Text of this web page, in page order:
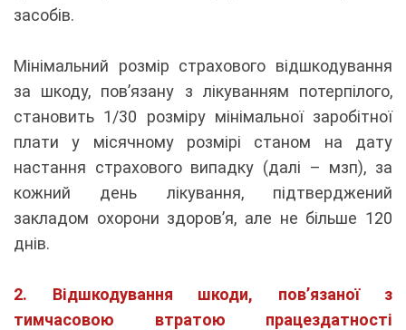
засобів.
Мінімальний розмір страхового відшкодування
за шкоду, пов’язану з лікуванням потерпілого,
становить 1/30 розміру мінімальної заробітної
плати у місячному розмірі станом на дату
настання страхового випадку (далі – мзп), за
кожний день лікування, підтверджений
закладом охорони здоров’я, але не більше 120
днів.
2. Відшкодування шкоди, пов’язаної з
тимчасовою втратою працездатності